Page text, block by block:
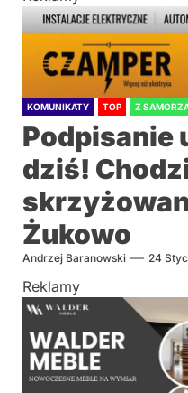
KOMUNIKATY TOP Z
Podpisanie
dziś!
Żukowo
Andrzej Baranowski 24
Reklamy